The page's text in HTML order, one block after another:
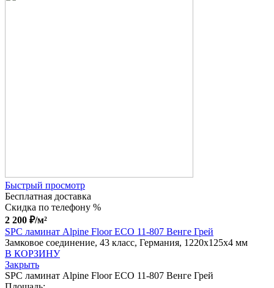
Быстрый просмотр
Бесплатная доставка
Скидка по телефону %
2 200 ₽/м²
SPC ламинат Alpine Floor ECO 11-807 Венге Грей
Замковое соединение, 43 класс, Германия, 1220x125x4 мм
В КОРЗИНУ
Закрыть
SPC ламинат Alpine Floor ECO 11-807 Венге Грей